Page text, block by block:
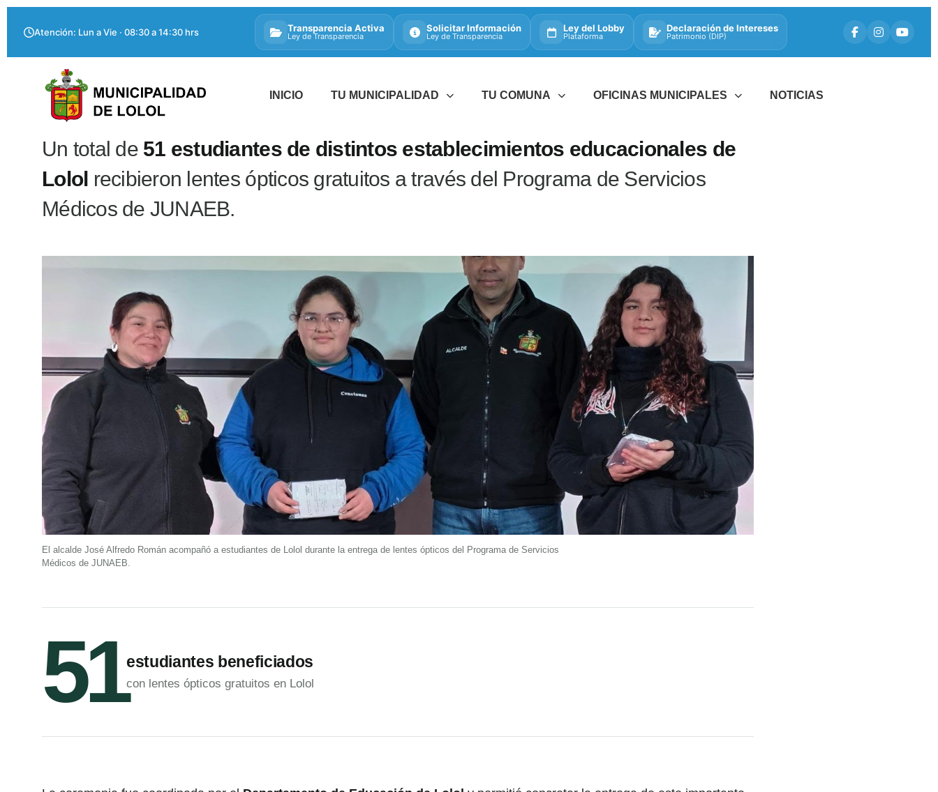
Atención: Lun a Vie · 08:30 a 14:30 hrs Transparencia Activa
Ley de Transparencia
Solicitar Información
Ley de Transparencia
Ley del Lobby
Plataforma
Declaración de Intereses
Patrimonio (DIP)
INICIO TU MUNICIPALIDAD TU COMUNA OFICINAS MUNICIPALES NOTICIAS
Un total de 51 estudiantes de distintos establecimientos educacionales de
Lolol recibieron lentes ópticos gratuitos a través del Programa de Servicios
Médicos de JUNAEB.
El alcalde José Alfredo Román acompañó a estudiantes de Lolol durante la entrega de lentes ópticos del Programa de Servicios
Médicos de JUNAEB.
51estudiantes beneficiados
con lentes ópticos gratuitos en Lolol